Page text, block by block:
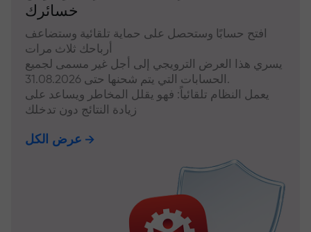
خسائرك
افتح حسابًا وستحصل على حماية تلقائية وستضاعف
أرباحك ثلاث مرات
يسري هذا العرض الترويجي إلى أجل غير مسمى لجميع
الحسابات التي يتم شحنها حتى 31.08.2026.
يعمل النظام تلقائياً: فهو يقلل المخاطر ويساعد على
زيادة النتائج دون تدخلك
عرض الكل